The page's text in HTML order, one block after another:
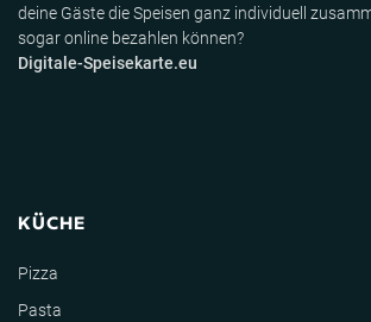
deine Gäste die Speisen ganz individuell
sogar online bezahlen können?
Digitale-Speisekarte.eu
KÜCHE
Pizza
Pasta